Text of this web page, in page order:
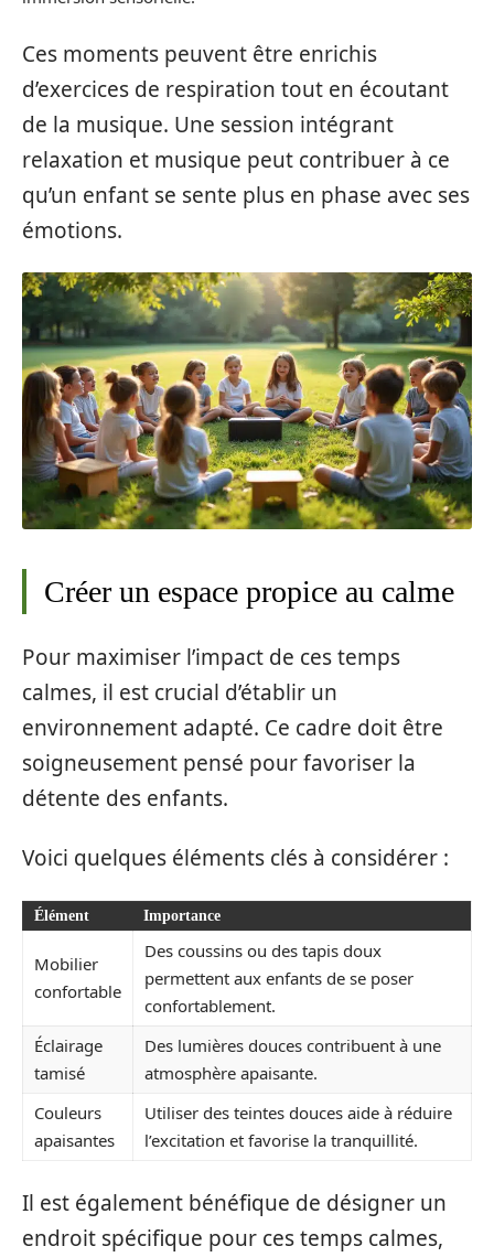
Ces moments peuvent être enrichis
d’exercices de respiration tout en écoutant
de la musique. Une session intégrant
relaxation et musique peut contribuer à ce
qu’un enfant se sente plus en phase avec ses
émotions.
Créer un espace propice au calme
Pour maximiser l’impact de ces temps
calmes, il est crucial d’établir un
environnement adapté. Ce cadre doit être
soigneusement pensé pour favoriser la
détente des enfants.
Voici quelques éléments clés à considérer :
Élément Importance
Mobilier
confortable
Des coussins ou des tapis doux
permettent aux enfants de se poser
confortablement.
Éclairage
tamisé
Des lumières douces contribuent à une
atmosphère apaisante.
Couleurs
apaisantes
Utiliser des teintes douces aide à réduire
l’excitation et favorise la tranquillité.
Il est également bénéfique de désigner un
endroit spécifique pour ces temps calmes,